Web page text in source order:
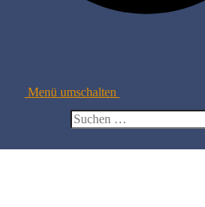
Menü umschalten